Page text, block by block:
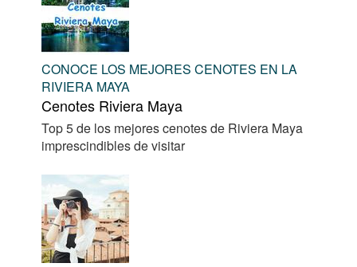
CONOCE LOS MEJORES CENOTES EN LA
RIVIERA MAYA
Cenotes Riviera Maya
Top 5 de los mejores cenotes de Riviera Maya
imprescindibles de visitar